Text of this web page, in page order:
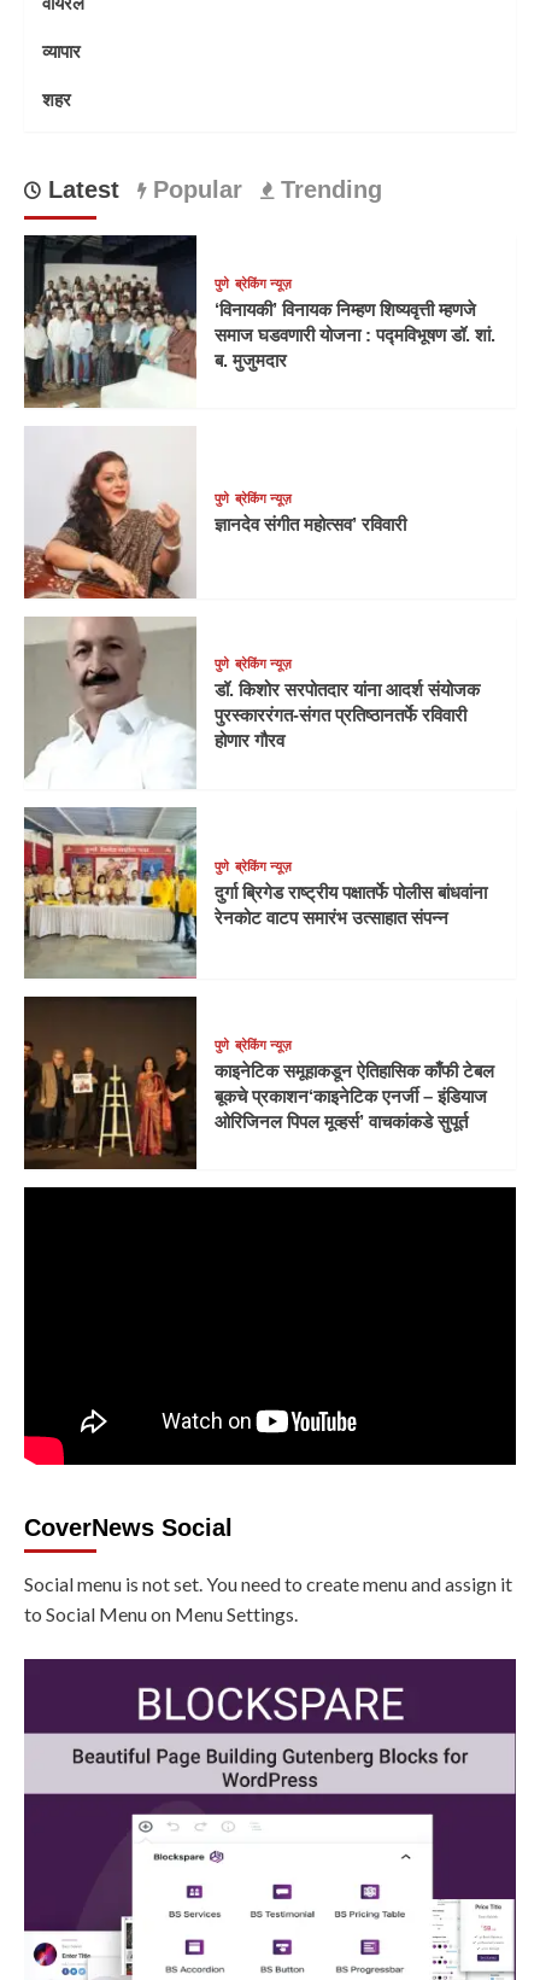
व्यापार
शहर
Latest Popular Trending
पुणे ब्रेकिंग न्यूज़
‘विनायकी’ विनायक निम्हण शिष्यवृत्ती म्हणजे
समाज घडवणारी योजना : पद्मविभूषण डॉ. शां.
ब. मुजुमदार
पुणे ब्रेकिंग न्यूज़
ज्ञानदेव संगीत महोत्सव’ रविवारी
पुणे ब्रेकिंग न्यूज़
डॉ. किशोर सरपोतदार यांना आदर्श संयोजक
पुरस्काररंगत-संगत प्रतिष्ठानतर्फे रविवारी
होणार गौरव
पुणे ब्रेकिंग न्यूज़
दुर्गा ब्रिगेड राष्ट्रीय पक्षातर्फे पोलीस बांधवांना
रेनकोट वाटप समारंभ उत्साहात संपन्न
पुणे ब्रेकिंग न्यूज़
काइनेटिक समूहाकडून ऐतिहासिक काँफी टेबल
बूकचे प्रकाशन‘काइनेटिक एनर्जी – इंडियाज
ओरिजिनल पिपल मूव्हर्स’ वाचकांकडे सुपूर्त
CoverNews Social
Social menu is not set. You need to create menu and assign it
to Social Menu on Menu Settings.